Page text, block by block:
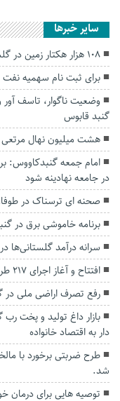
سایر خبرها
۱۰۸ هزار هکتار زمین‌ در گلستان زیرپوشش کشت قراردادی گندم رفت
برای ثبت نام سهمیه
وضعیت ناگوار، تاسف
گنبد قابوس
هشت میلیون نهال
امام جمعه گنبدکاووس:
در جامعه نهادینه شود
صحنه ای ترسناک در
برنامه خاموشی برق د‌ر
سرانه درآمد گلستانی‌ها در
افتتاح و آغاز اجرای ۲۱۷ طرح اقتصادی و عمرانی در گنبدکاووس
رفع تصرف اراضی ملی در
بازار داغ تولید و پخت
دار به اقتصاد خانواده
شد.
توصیه هایی برای درمان